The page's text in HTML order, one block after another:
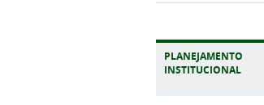
PLANEJAMENTO
INSTITUCIONAL